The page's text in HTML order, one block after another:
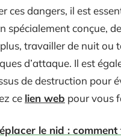
ces dangers, il est
spécialement conçue,
travailler de nuit
d’attaque. Il est
de destruction pour
ce lien web pour vous
le nid :